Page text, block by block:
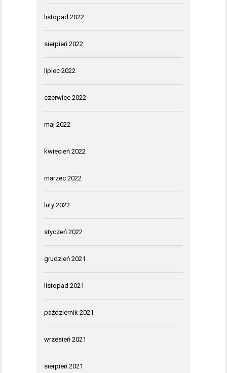
listopad 2022
sierpień 2022
lipiec 2022
czerwiec 2022
maj 2022
kwiecień 2022
marzec 2022
luty 2022
styczeń 2022
grudzień 2021
listopad 2021
październik 2021
wrzesień 2021
sierpień 2021